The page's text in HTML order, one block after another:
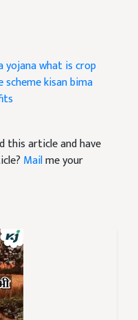
yojanawhat is crop
schemekisan bima
this article and have
Mailme your